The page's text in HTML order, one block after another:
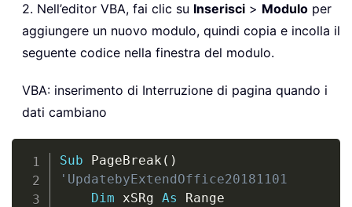
2. Nell’editor VBA, fai clic su Inserisci > Modulo per
aggiungere un nuovo modulo, quindi copia e incolla il
seguente codice nella finestra del modulo.
VBA: inserimento di Interruzione di pagina quando i
dati cambiano
Sub PageBreak ( )
'UpdatebyExtendOffice20181101
Dim xSRg As Range